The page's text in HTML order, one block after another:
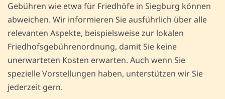
Gebühren wie etwa für Friedhöfe in Siegburg können
abweichen. Wir informieren Sie ausführlich über alle
relevanten Aspekte, beispielsweise zur lokalen
Friedhofsgebührenordnung, damit Sie keine
unerwarteten Kosten erwarten. Auch wenn Sie
spezielle Vorstellungen haben, unterstützen wir Sie
jederzeit gern.